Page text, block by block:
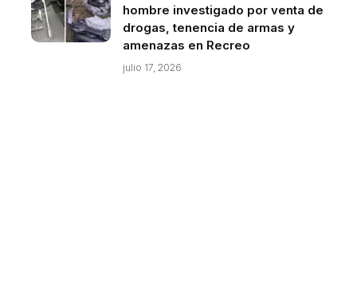
hombre investigado por venta de
drogas, tenencia de armas y
amenazas en Recreo
julio 17, 2026